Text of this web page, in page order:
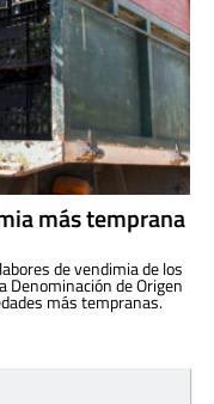
más temprana
de vendimia de los
Denominación de Origen
más tempranas.